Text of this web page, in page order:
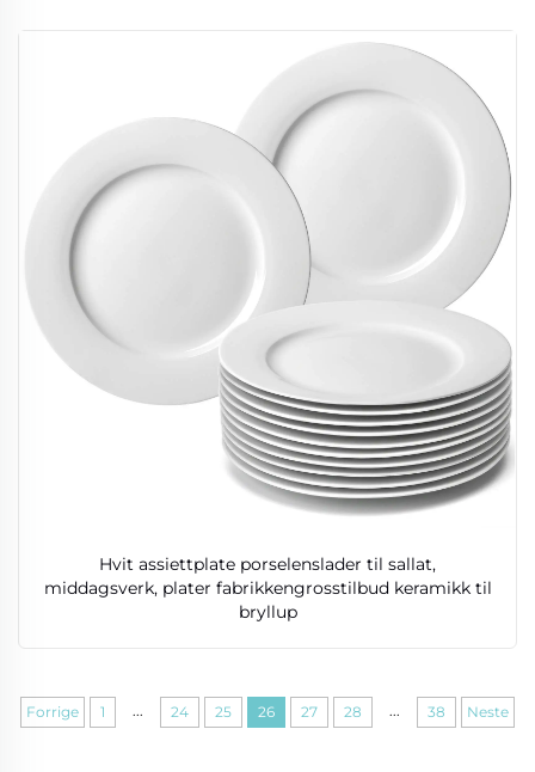
Hvit assiettplate porselenslader til sallat,
middagsverk, plater fabrikkengrosstilbud keramikk til
bryllup
Forrige 1 ... 24 25 26 27 28 ... 38 Neste